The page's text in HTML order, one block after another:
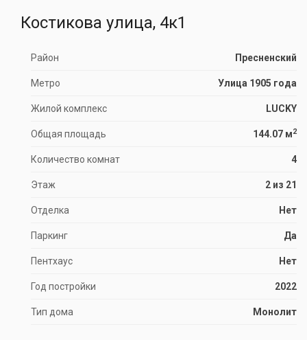
Костикова улица, 4к1
Район Пресненский
Метро Улица 1905 года
Жилой комплекс LUCKY
Общая площадь 144.07 м2
Количество комнат 4
Этаж 2 из 21
Отделка Нет
Паркинг Да
Пентхаус Нет
Год постройки 2022
Тип дома Монолит